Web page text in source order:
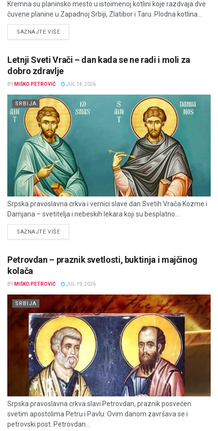
Kremna su planinsko mesto u istoimenoj kotlini koje razdvaja dve
čuvene planine u Zapadnoj Srbiji, Zlatibor i Taru. Plodna kotlina...
SAZNAJTE VIŠEDETAILS
Letnji Sveti Vrači – dan kada se ne radi i moli za
dobro zdravlje
BY MIŠKO PETROVIĆ JUL 14, 2026
SRBIJA
Srpska pravoslavna crkva i vernici slave dan Svetih Vrača Kozme i
Damjana – svetitelja i nebeskih lekara koji su besplatno...
SAZNAJTE VIŠEDETAILS
Petrovdan – praznik svetlosti, buktinja i majčinog
kolača
BY MIŠKO PETROVIĆ JUL 19, 2026
SRBIJA
Srpska pravoslavna crkva slavi Petrovdan, praznik posvećen
svetim apostolima Petru i Pavlu. Ovim danom završava se i
petrovski post. Petrovdan...